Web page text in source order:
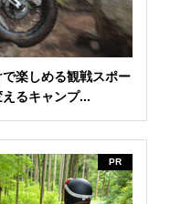
で楽しめる観戦スポー
るキャンプ...
PR